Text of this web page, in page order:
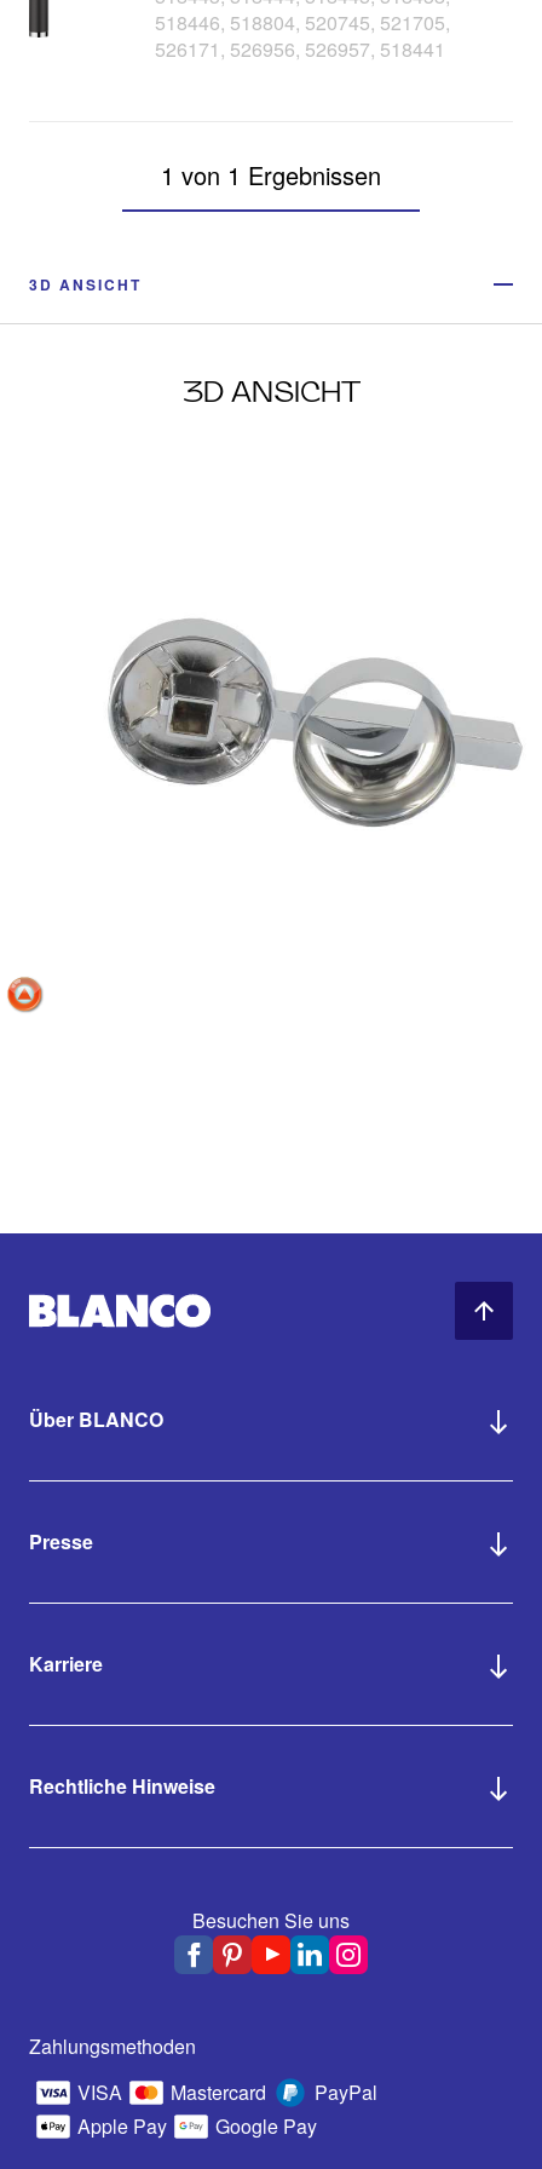
518446, 518804, 520745, 521705,
526171, 526956, 526957, 518441
1 von 1 Ergebnissen
3D ANSICHT
3D ANSICHT
Über BLANCO
Presse
Karriere
Rechtliche Hinweise
Besuchen Sie uns
Zahlungsmethoden
VISA
Mastercard
PayPal
Apple Pay
Google Pay